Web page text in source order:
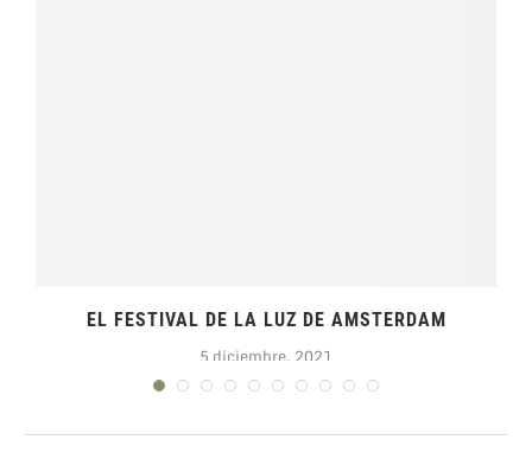
EL FESTIVAL DE LA LUZ DE AMSTERDAM
5 diciembre, 2021